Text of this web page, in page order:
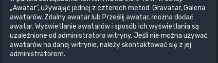
„Awatar”, używając jednej z czterech metod: Gravatar, Galeria
awatarów, Zdalny awatar lub Prześlij awatar, można dodać
awatar. Wyświetlanie awatarów i sposób ich wyświetlania są
uzależnione od administratora witryny. Jeśli nie można używać
awatarów na danej witrynie, należy skontaktować się z jej
administratorem.